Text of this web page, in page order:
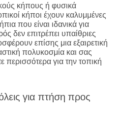
κήπους ή φυσικά
κήποι έχουν καλυμμένες
που είναι ιδανικά για
δεν επιτρέπει υπαίθριες
επίσης μια εξαιρετική
πολυκοσμία και σας
περισσότερα για την τοπική
για πτήση προς